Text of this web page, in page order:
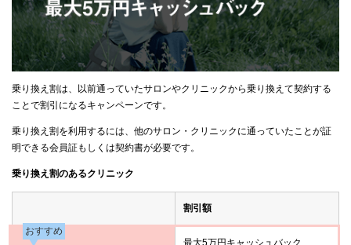
乗り換え割は、以前通っていたサロンやクリニックから乗り換えて契約する
ことで割引になるキャンペーンです。
乗り換え割を利用するには、他のサロン・クリニックに通っていたことが証
明できる会員証もしくは契約書が必要です。
乗り換え割のあるクリニック
割引額
おすすめ
最大5万円キャッシュバック